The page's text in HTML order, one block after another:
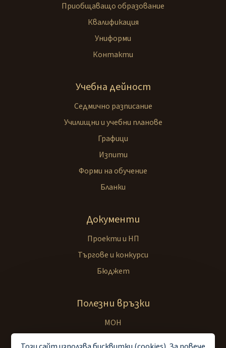
Приобщаващо образование
Квалификация
Униформи
Контакти
Учебна дейност
Седмично разписание
Училищни и учебни планове
Графици
Изпити
Форми на обучение
Бланки
Документи
Проекти и НП
Търгове и конкурси
Бюджет
Полезни връзки
МОН